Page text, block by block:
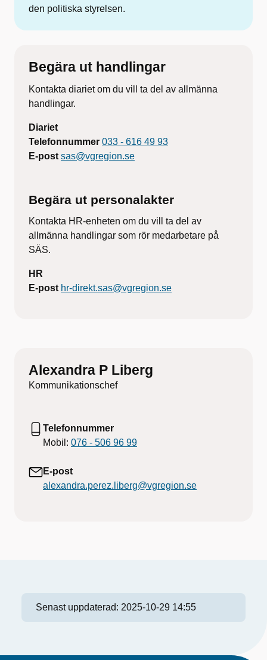
den politiska styrelsen.
Begära ut handlingar
Kontakta diariet om du vill ta del av allmänna
handlingar.
Diariet
Telefonnummer 033 - 616 49 93
E-post sas@vgregion.se
Begära ut personalakter
Kontakta HR-enheten om du vill ta del av
allmänna handlingar som rör medarbetare på
SÄS.
HR
E-post hr-direkt.sas@vgregion.se
Alexandra P Liberg
Kommunikationschef
Telefonnummer
Mobil: 076 - 506 96 99
E-post
alexandra.perez.liberg@vgregion.se
Senast uppdaterad: 2025-10-29 14:55